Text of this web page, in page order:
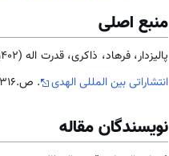
منبع اصلی
پالیزدار، فرهاد، ذاکری، قدرت اله (1402). «ایران و ژاپن». در پالیزدار، فرهاد، ذاکری، قدرت اله. جامعه و فرهنگ ژاپن، تهران:
انتشاراتی بین المللی الهدی
. ص.316- 340.
نویسندگان مقاله